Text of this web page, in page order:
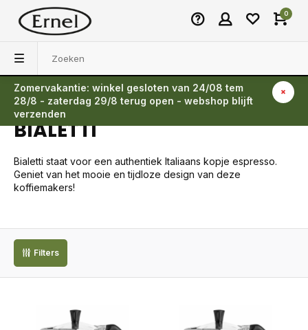
0
Zomervakantie: winkel gesloten van 24/08 tem
28/8 - zaterdag 29/8 terug open - webshop blijft
verzenden
Terug
BIALETTI
Bialetti staat voor een authentiek Italiaans kopje espresso.
Geniet van het mooie en tijdloze design van deze
koffiemakers!
Filters